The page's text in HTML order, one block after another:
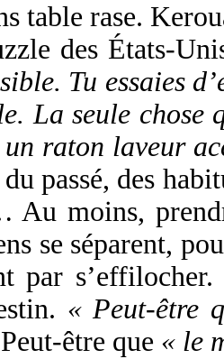
table rase.
des États-
Tu essaies
La seule chose
raton laveur
passé, des
moins,
se séparent,
par
« Peut-être
être que « le